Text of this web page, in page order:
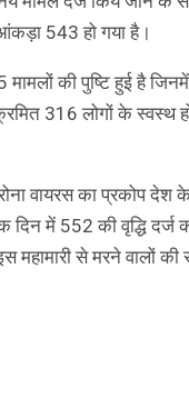
543 हो गया है।
की पुष्टि हुई है
316 लोगों के स्वस्थ
वायरस का प्रकोप
दिन में 552 की वृद्धि
से मरने वालों